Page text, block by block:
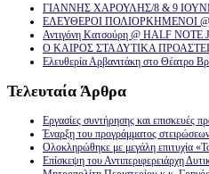
ΓΙΑΝΝΗΣ ΧΑΡΟΥΛΗΣ/8 & 9
ΕΛΕΥΘΕΡΟΙ ΠΟΛΙΟΡΚΗΜΕΝΟΙ
Αντιγόνη Κατσούρη @ HALF NOTE
Ο ΚΑΙΡΟΣ ΣΤΑ ΔΥΤΙΚΑ
Ελευθερία Αρβανιτάκη στο Θέατρο
Τελευταία Άρθρα
Εργασίες συντήρησης και επισκευές
Έναρξη του προγράμματος
Ολοκληρώθηκε με μεγάλη επιτυχία
Επίσκεψη του Αντιπεριφερειάρχη